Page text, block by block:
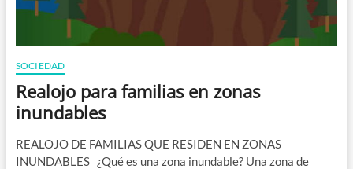
SOCIEDAD
Realojo para familias en zonas
inundables
REALOJO DE FAMILIAS QUE RESIDEN EN ZONAS
INUNDABLES ¿Qué es una zona inundable? Una zona de